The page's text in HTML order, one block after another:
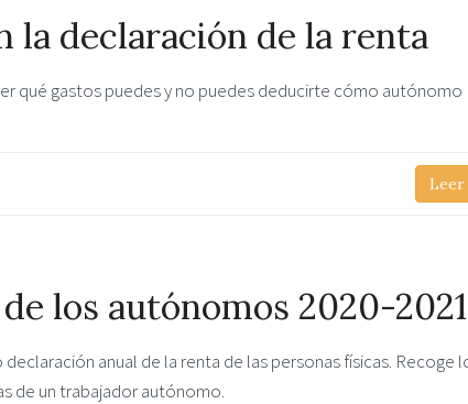
la declaración de la renta
qué gastos puedes y no puedes deducirte cómo autónomo
Leer
los autónomos 2020-2021
anual de la renta de las personas físicas. Recoge
de un trabajador autónomo.